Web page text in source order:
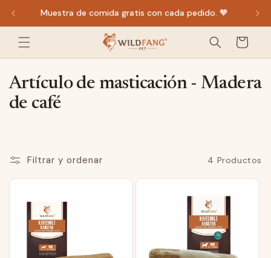
directamente
al contenido
Muestra de comida gratis con cada pedido. 🧡
Carro
de la
C
a
g
o
Artículo de masticación - Madera
de café
Filtrar y ordenar 4 Productos